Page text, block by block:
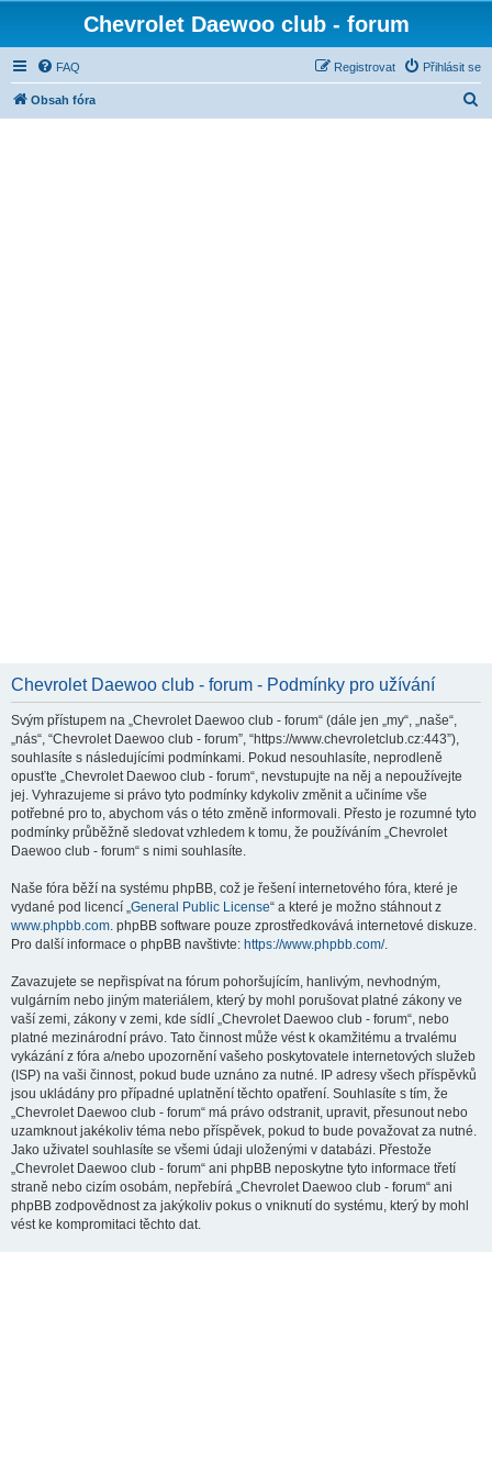
Chevrolet Daewoo club - forum
FAQ Přihlásit se
Registrovat
Obsah fóra
Chevrolet Daewoo club - forum - Podmínky pro užívání
Svým přístupem na „Chevrolet Daewoo club - forum“ (dále jen „my“, „naše“,
„nás“, “Chevrolet Daewoo club - forum”, “https://www.chevroletclub.cz:443”),
souhlasíte s následujícími podmínkami. Pokud nesouhlasíte, neprodleně
opusťte „Chevrolet Daewoo club - forum“, nevstupujte na něj a nepoužívejte
jej. Vyhrazujeme si právo tyto podmínky kdykoliv změnit a učiníme vše
potřebné pro to, abychom vás o této změně informovali. Přesto je rozumné tyto
podmínky průběžně sledovat vzhledem k tomu, že používáním „Chevrolet
Daewoo club - forum“ s nimi souhlasíte.
Naše fóra běží na systému phpBB, což je řešení internetového fóra, které je
vydané pod licencí „General Public License“ a které je možno stáhnout z
www.phpbb.com. phpBB software pouze zprostředkovává internetové diskuze.
Pro další informace o phpBB navštivte: https://www.phpbb.com/.
Zavazujete se nepřispívat na fórum pohoršujícím, hanlivým, nevhodným,
vulgárním nebo jiným materiálem, který by mohl porušovat platné zákony ve
vaší zemi, zákony v zemi, kde sídlí „Chevrolet Daewoo club - forum“, nebo
platné mezinárodní právo. Tato činnost může vést k okamžitému a trvalému
vykázání z fóra a/nebo upozornění vašeho poskytovatele internetových služeb
(ISP) na vaši činnost, pokud bude uznáno za nutné. IP adresy všech příspěvků
jsou ukládány pro případné uplatnění těchto opatření. Souhlasíte s tím, že
„Chevrolet Daewoo club - forum“ má právo odstranit, upravit, přesunout nebo
uzamknout jakékoliv téma nebo příspěvek, pokud to bude považovat za nutné.
Jako uživatel souhlasíte se všemi údaji uloženými v databázi. Přestože
„Chevrolet Daewoo club - forum“ ani phpBB neposkytne tyto informace třetí
straně nebo cizím osobám, nepřebírá „Chevrolet Daewoo club - forum“ ani
phpBB zodpovědnost za jakýkoliv pokus o vniknutí do systému, který by mohl
vést ke kompromitaci těchto dat.